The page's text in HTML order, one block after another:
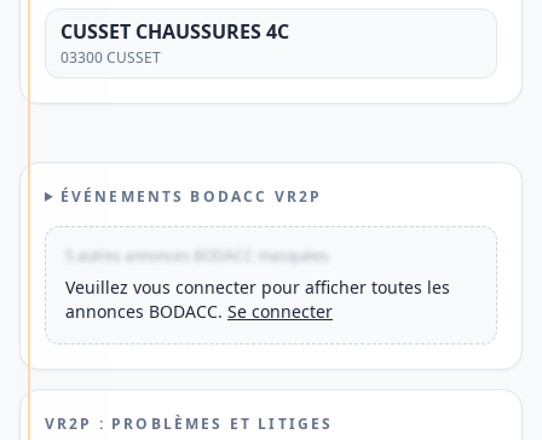
CUSSET CHAUSSURES 4C
03300 CUSSET
ÉVÉNEMENTS BODACC VR2P
5 autres annonces BODACC masquées.
Veuillez vous connecter pour afficher toutes les
annonces BODACC. Se connecter
VR2P : PROBLÈMES ET LITIGES
?
Découvrez
une
une
mobile,
des
paiements
France
et